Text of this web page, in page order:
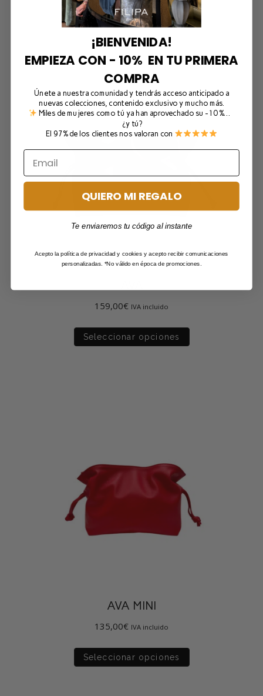
Seleccionar opciones
159,00€ IVA incluido
Seleccionar opciones
AVA MINI
135,00€ IVA incluido
Seleccionar opciones
¡BIENVENIDA!
EMPIEZA CON - 10% EN TU PRIMERA
COMPRA
Únete a nuestra comunidad y tendrás acceso anticipado a
nuevas colecciones, contenido exclusivo y mucho más.
Miles de mujeres como tú ya han aprovechado su -10 %…
¿y tú?
El 97% de los clientes nos valoran con
QUIERO MI REGALO
Te enviaremos tu código al instante
Acepto la política de privacidad y cookies y acepto recibir comunicaciones
personalizadas. *No válido en época de promociones.